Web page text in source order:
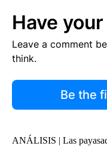
Have
Leave a comment
think.
Be the
ANÁLISIS | Las